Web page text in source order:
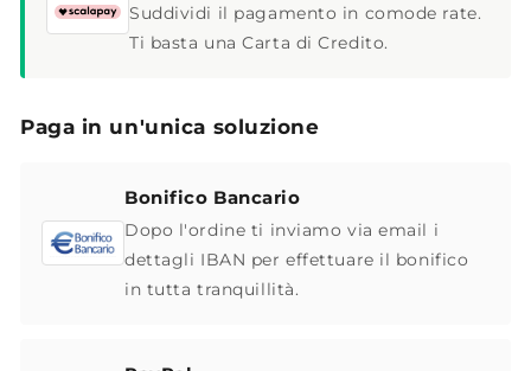
Suddividi il pagamento in comode rate.
Ti basta una Carta di Credito.
Paga in un'unica soluzione
Bonifico Bancario
Dopo l'ordine ti inviamo via email i
dettagli IBAN per effettuare il bonifico
in tutta tranquillità.